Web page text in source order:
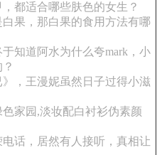
都适合哪些肤色的女生？
果，那白果的食用方法有哪
知道阿水为什么夸mark，小
，王漫妮虽然日子过得小滋
家园,淡妆配白衬衫伪素颜
话，居然有人接听，真相让